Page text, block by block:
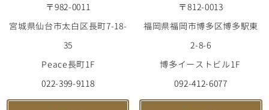
〒982-0011
宮城県仙台市太白区長町7-18-
35
Peace長町1F
022-399-9118
〒812-0013
福岡県福岡市博多区博多駅東
2-8-6
博多イーストビル1F
092-412-6077